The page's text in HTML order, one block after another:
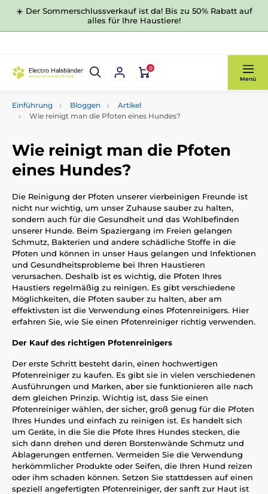
☀️ Der Sommerschlussverkauf ist da! Bis zu 50% Rabatt auf
alles für Ihre Haustiere!
0
Menü
Einführung Bloggen
Artikel
Wie reinigt man die Pfoten eines Hundes?
Wie reinigt man die Pfoten
eines Hundes?
Die Reinigung der Pfoten unserer vierbeinigen Freunde ist
nicht nur wichtig, um unser Zuhause sauber zu halten,
sondern auch für die Gesundheit und das Wohlbefinden
unserer Hunde. Beim Spaziergang im Freien gelangen
Schmutz, Bakterien und andere schädliche Stoffe in die
Pfoten und können in unser Haus gelangen und Infektionen
und Gesundheitsprobleme bei Ihren Haustieren
verursachen. Deshalb ist es wichtig, die Pfoten Ihres
Haustiers regelmäßig zu reinigen. Es gibt verschiedene
Möglichkeiten, die Pfoten sauber zu halten, aber am
effektivsten ist die Verwendung eines Pfotenreinigers. Hier
erfahren Sie, wie Sie einen Pfotenreiniger richtig verwenden.
Der Kauf des richtigen Pfotenreinigers
Der erste Schritt besteht darin, einen hochwertigen
Pfotenreiniger zu kaufen. Es gibt sie in vielen verschiedenen
Ausführungen und Marken, aber sie funktionieren alle nach
dem gleichen Prinzip. Wichtig ist, dass Sie einen
Pfotenreiniger wählen, der sicher, groß genug für die Pfoten
Ihres Hundes und einfach zu reinigen ist. Es handelt sich
um Geräte, in die Sie die Pfote Ihres Hundes stecken, die
sich dann drehen und deren Borstenwände Schmutz und
Ablagerungen entfernen. Vermeiden Sie die Verwendung
herkömmlicher Produkte oder Seifen, die Ihren Hund reizen
oder ihm schaden können. Setzen Sie stattdessen auf einen
speziell angefertigten Pfotenreiniger, der sanft zur Haut ist